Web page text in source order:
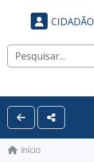
CIDADÃO
Início